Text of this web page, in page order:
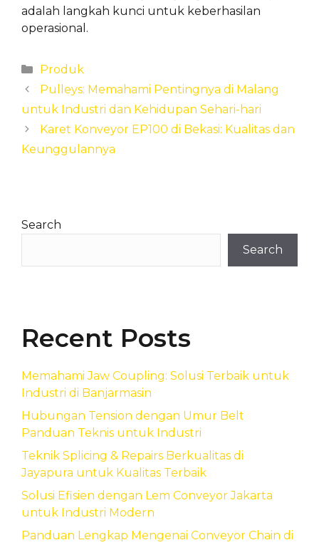
adalah langkah kunci untuk keberhasilan
operasional.
Categories
Produk
Pulleys: Memahami Pentingnya di Malang
untuk Industri dan Kehidupan Sehari-hari
Karet Konveyor EP100 di Bekasi: Kualitas dan
Keunggulannya
Search
Search
Recent Posts
Memahami Jaw Coupling: Solusi Terbaik untuk
Industri di Banjarmasin
Hubungan Tension dengan Umur Belt
Panduan Teknis untuk Industri
Teknik Splicing & Repairs Berkualitas di
Jayapura untuk Kualitas Terbaik
Solusi Efisien dengan Lem Conveyor Jakarta
untuk Industri Modern
Panduan Lengkap Mengenai Conveyor Chain di